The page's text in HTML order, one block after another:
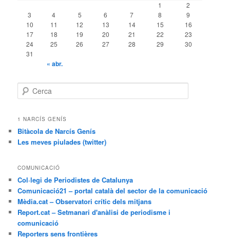
1
2
3
4 5 6 7 8
9
10
11 12 13 14 15
16
17
18 19 20 21 22
23
24
25 26 27 28 29
30
31
« abr.
e
c1 NARCÍS GENÍS
Bitàcola de Narcís Genís
Les meves piulades (twitter)
COMUNICACIÓ
Col·legi de Periodistes de Catalunya
Comunicació21 – portal català del sector de la comunicació
Mèdia.cat – Observatori crític dels mitjans
Report.cat – Setmanari d'anàlisi de periodisme i
comunicació
Reporters sens frontières